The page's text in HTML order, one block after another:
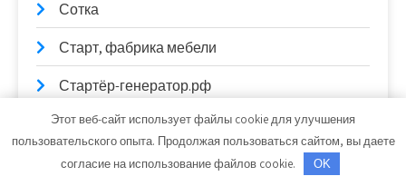
Сотка
Старт, фабрика мебели
Стартёр-генератор.рф
Старый двор, гостинично-ресторанный
комплекс
Этот веб-сайт использует файлы cookie для улучшения
пользовательского опыта. Продолжая пользоваться сайтом, вы даете
согласие на использование файлов cookie.
OK